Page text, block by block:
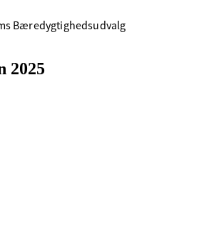
Bæredygtighedsudvalg
2025